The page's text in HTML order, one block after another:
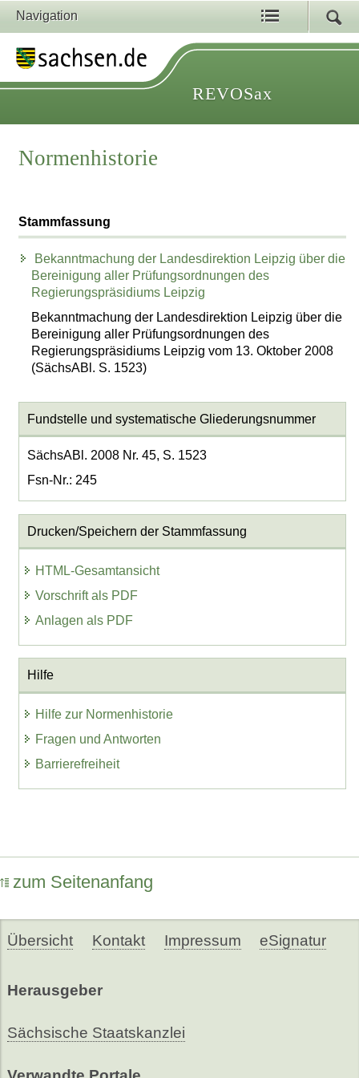
Navigation
REVOSax
Normenhistorie
Stammfassung
Bekanntmachung der Landesdirektion Leipzig über die
Bereinigung aller Prüfungsordnungen des
Regierungspräsidiums Leipzig
Bekanntmachung der Landesdirektion Leipzig über die
Bereinigung aller Prüfungsordnungen des
Regierungspräsidiums Leipzig vom 13. Oktober 2008
(SächsABl. S. 1523)
Fundstelle und systematische Gliederungsnummer
SächsABl. 2008 Nr. 45, S. 1523
Fsn-Nr.: 245
Drucken/Speichern der Stammfassung
HTML-Gesamtansicht
Vorschrift als PDF
Anlagen als PDF
Hilfe
Hilfe zur Normenhistorie
Fragen und Antworten
Barrierefreiheit
zum Seitenanfang
Übersicht Kontakt Impressum eSignatur
Herausgeber
Sächsische Staatskanzlei